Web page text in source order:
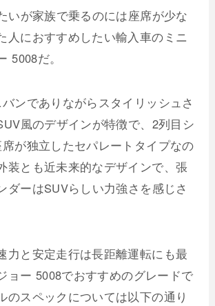
いが家族で乗るのには座席が少な
人におすすめしたい輸入車のミニ
5008だ。
ンでありながらスタイリッシュさ
風のデザインが特徴で、2列目シ
が独立したセパレートタイプなの
装とも近未来的なデザインで、張
ダーはSUVらしい力強さを感じさ
力と安定走行は長距離運転にも最
ョー 5008でおすすめのグレードで
のスペックについては以下の通り